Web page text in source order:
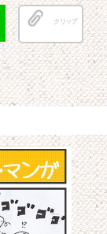
クリップ